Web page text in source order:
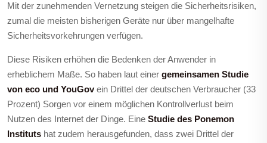
Mit der zunehmenden Vernetzung steigen die Sicherheitsrisiken,
zumal die meisten bisherigen Geräte nur über mangelhafte
Sicherheitsvorkehrungen verfügen.
Diese Risiken erhöhen die Bedenken der Anwender in
erheblichem Maße. So haben laut einer gemeinsamen Studie
von eco und YouGovein Drittel der deutschen Verbraucher (33
Prozent) Sorgen vor einem möglichen Kontrollverlust beim
Nutzen des Internet der Dinge. Eine Studie des Ponemon
Instituts hat zudem herausgefunden, dass zwei Drittel der